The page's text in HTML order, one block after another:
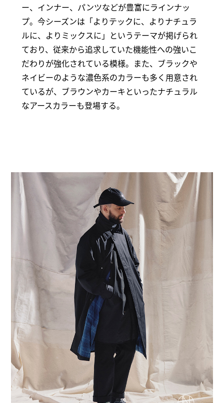
ー、インナー、パンツなどが豊富にラインナッ
プ。今シーズンは「よりテックに、よりナチュラ
ルに、よりミックスに」というテーマが掲げられ
ており、従来から追求していた機能性への強いこ
だわりが強化されている模様。また、ブラックや
ネイビーのような濃色系のカラーも多く用意され
ているが、ブラウンやカーキといったナチュラル
なアースカラーも登場する。